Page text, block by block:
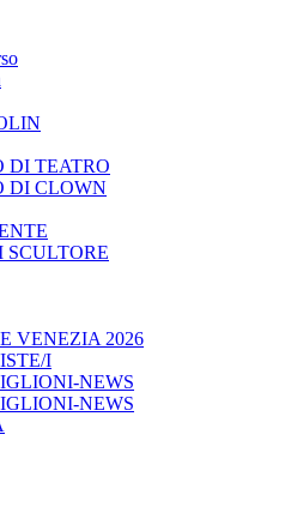
DI TEATRO
DI CLOWN
SCULTORE
VENEZIA 2026
I
NEWS
NEWS